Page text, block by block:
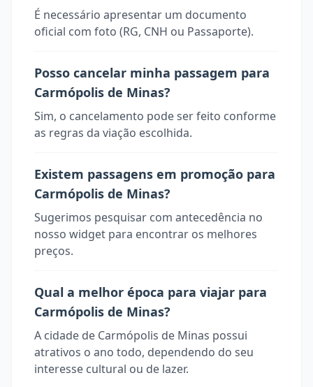
É necessário apresentar um documento
oficial com foto (RG, CNH ou Passaporte).
Posso cancelar minha passagem para
Carmópolis de Minas?
Sim, o cancelamento pode ser feito conforme
as regras da viação escolhida.
Existem passagens em promoção para
Carmópolis de Minas?
Sugerimos pesquisar com antecedência no
nosso widget para encontrar os melhores
preços.
Qual a melhor época para viajar para
Carmópolis de Minas?
A cidade de Carmópolis de Minas possui
atrativos o ano todo, dependendo do seu
interesse cultural ou de lazer.